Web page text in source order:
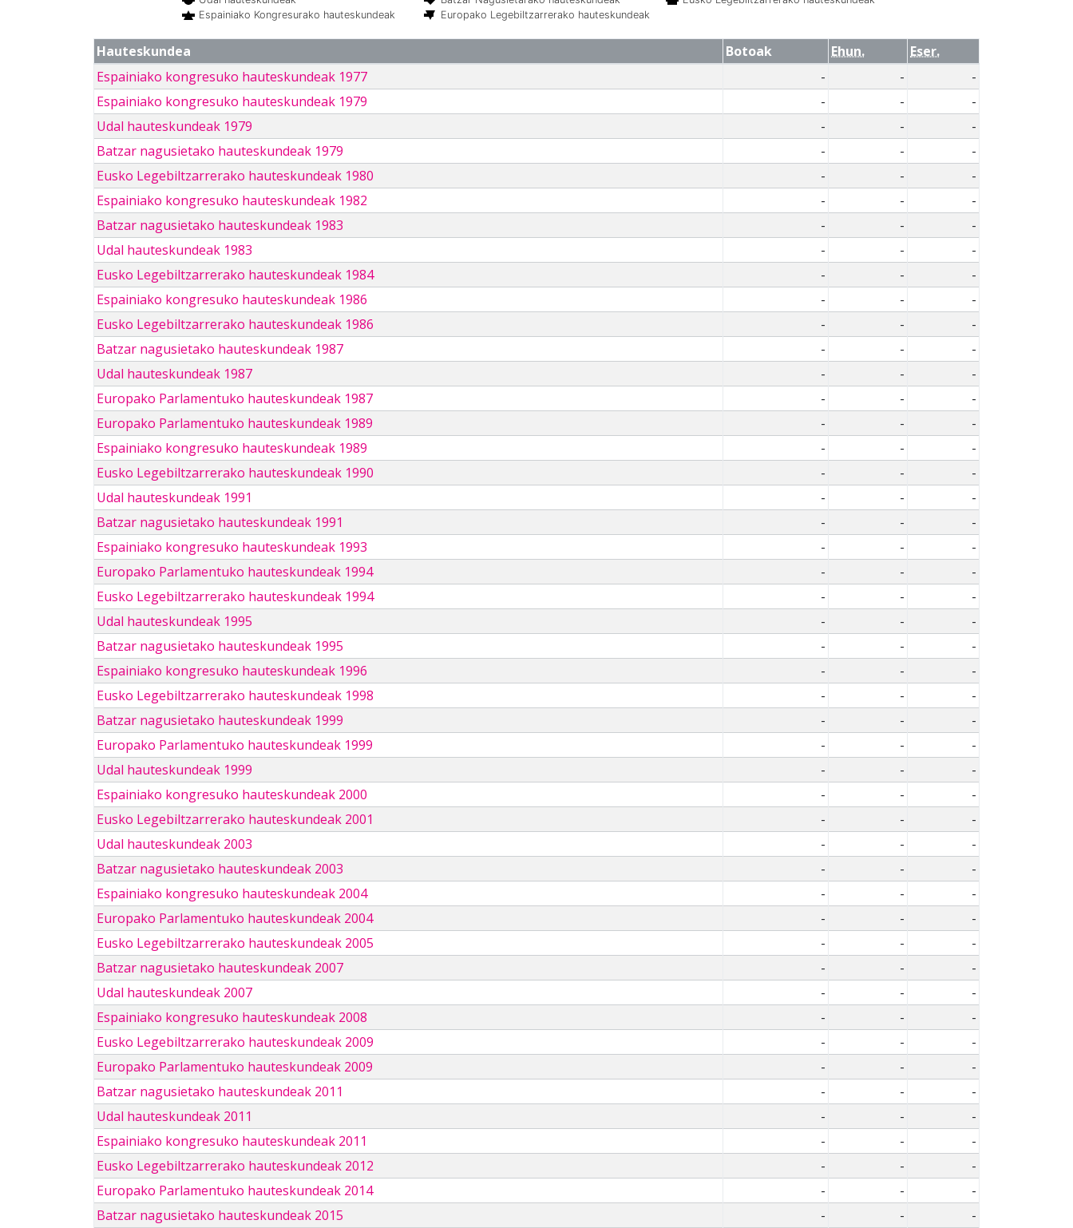
Espainiako Kongresurako hauteskundeak
Europako Legebiltzarrerako hauteskundeak
Hauteskundea Botoak Ehun.
Eser.
Espainiako kongresuko hauteskundeak 1977
- -
-
Espainiako kongresuko hauteskundeak 1979
- -
-
Udal hauteskundeak 1979
- -
-
Batzar nagusietako hauteskundeak 1979
- -
-
Eusko Legebiltzarrerako hauteskundeak 1980
- -
-
Espainiako kongresuko hauteskundeak 1982
- -
-
Batzar nagusietako hauteskundeak 1983
- -
-
Udal hauteskundeak 1983
- -
-
Eusko Legebiltzarrerako hauteskundeak 1984
- -
-
Espainiako kongresuko hauteskundeak 1986
- -
-
Eusko Legebiltzarrerako hauteskundeak 1986
- -
-
Batzar nagusietako hauteskundeak 1987
- -
-
Udal hauteskundeak 1987
- -
-
Europako Parlamentuko hauteskundeak 1987
- -
-
Europako Parlamentuko hauteskundeak 1989
- -
-
Espainiako kongresuko hauteskundeak 1989
- -
-
Eusko Legebiltzarrerako hauteskundeak 1990
- -
-
Udal hauteskundeak 1991
- -
-
Batzar nagusietako hauteskundeak 1991
- -
-
Espainiako kongresuko hauteskundeak 1993
- -
-
Europako Parlamentuko hauteskundeak 1994
- -
-
Eusko Legebiltzarrerako hauteskundeak 1994
- -
-
Udal hauteskundeak 1995
- -
-
Batzar nagusietako hauteskundeak 1995
- -
-
Espainiako kongresuko hauteskundeak 1996
- -
-
Eusko Legebiltzarrerako hauteskundeak 1998
- -
-
Batzar nagusietako hauteskundeak 1999
- -
-
Europako Parlamentuko hauteskundeak 1999
- -
-
Udal hauteskundeak 1999
- -
-
Espainiako kongresuko hauteskundeak 2000
- -
-
Eusko Legebiltzarrerako hauteskundeak 2001
- -
-
Udal hauteskundeak 2003
- -
-
Batzar nagusietako hauteskundeak 2003
- -
-
Espainiako kongresuko hauteskundeak 2004
- -
-
Europako Parlamentuko hauteskundeak 2004
- -
-
Eusko Legebiltzarrerako hauteskundeak 2005
- -
-
Batzar nagusietako hauteskundeak 2007
- -
-
Udal hauteskundeak 2007
- -
-
Espainiako kongresuko hauteskundeak 2008
- -
-
Eusko Legebiltzarrerako hauteskundeak 2009
- -
-
Europako Parlamentuko hauteskundeak 2009
- -
-
Batzar nagusietako hauteskundeak 2011
- -
-
Udal hauteskundeak 2011
- -
-
Espainiako kongresuko hauteskundeak 2011
- -
-
Eusko Legebiltzarrerako hauteskundeak 2012
- -
-
Europako Parlamentuko hauteskundeak 2014
- -
-
Batzar nagusietako hauteskundeak 2015
- -
-